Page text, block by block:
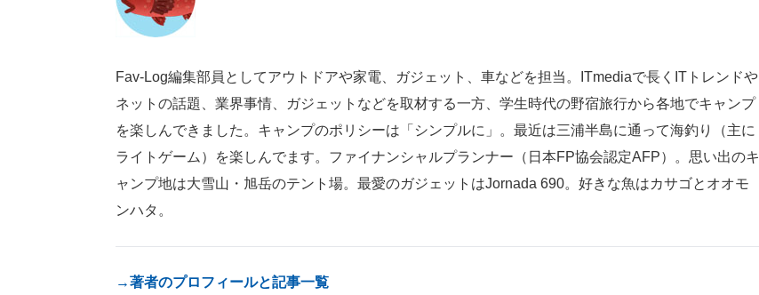
Fav-Log編集部員としてアウトドアや家電、ガジェット、車などを担当。ITmediaで長くITトレンドや
ネットの話題、業界事情、ガジェットなどを取材する一方、学生時代の野宿旅行から各地でキャンプ
を楽しんできました。キャンプのポリシーは「シンプルに」。最近は三浦半島に通って海釣り（主に
ライトゲーム）を楽しんでます。ファイナンシャルプランナー（日本FP協会認定AFP）。思い出のキ
ャンプ地は大雪山・旭岳のテント場。最愛のガジェットはJornada 690。好きな魚はカサゴとオオモ
ンハタ。
→著者のプロフィールと記事一覧